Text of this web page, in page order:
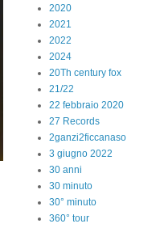
2020
2021
2022
2024
20Th century fox
21/22
22 febbraio 2020
27 Records
2ganzi2ficcanaso
3 giugno 2022
30 anni
30 minuto
30° minuto
360° tour